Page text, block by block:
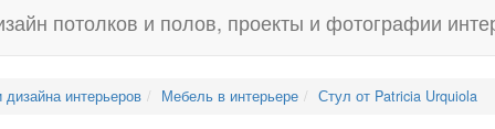
дизайна интерьеров Мебель в интерьере Стул от Patricia Urquiola